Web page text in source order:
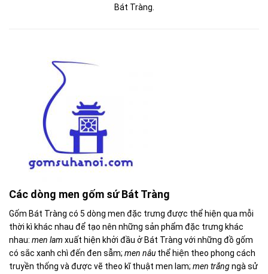
Bát Tràng.
Các dòng men gốm sứ Bát Tràng
Gốm Bát Tràng có 5 dòng men đặc trưng được thể hiện qua mỗi
thời kì khác nhau để tạo nên những sản phẩm đặc trưng khác
nhau: men lam xuất hiện khởi đầu ở Bát Tràng với những đồ gốm
có sắc xanh chì đến đen sẫm; men nâu thể hiện theo phong cách
truyền thống và được vẽ theo kĩ thuật men lam; men trắngngà sử